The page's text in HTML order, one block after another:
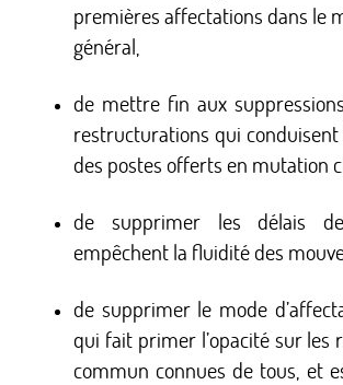
premières affectations dans le
général,
de mettre fin aux
restructurations qui
des postes offerts en mutation
de supprimer les délais
empêchent la fluidité des
de supprimer le mode
qui fait primer l’opacité sur les
commun connues de tous, et